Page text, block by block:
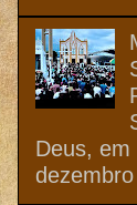
Deus, em